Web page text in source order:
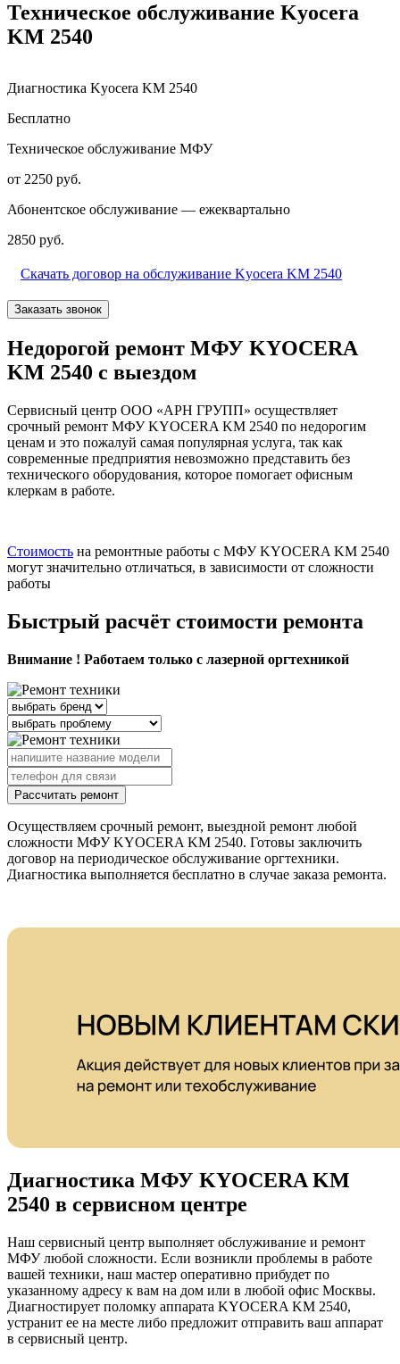
Техническое обслуживание Kyocera
KM 2540
Диагностика Kyocera KM 2540
Бесплатно
Техническое обслуживание МФУ
от 2250 руб.
Абонентское обслуживание — ежеквартально
2850 руб.
Скачать договор на обслуживание Kyocera KM 2540
Заказать звонок
Недорогой ремонт МФУ KYOCERA
KM 2540 с выездом
Сервисный центр ООО «АРН ГРУПП» осуществляет
срочный ремонт МФУ KYOCERA KM 2540 по недорогим
ценам и это пожалуй самая популярная услуга, так как
современные предприятия невозможно представить без
технического оборудования, которое помогает офисным
клеркам в работе.
Стоимость на ремонтные работы с МФУ KYOCERA KM 2540
могут значительно отличаться, в зависимости от сложности
работы
Быстрый расчёт стоимости ремонта
Внимание ! Работаем только с лазерной оргтехникой
Рассчитать ремонт
Осуществляем срочный ремонт, выездной ремонт любой
сложности МФУ KYOCERA KM 2540. Готовы заключить
договор на периодическое обслуживание оргтехники.
Диагностика выполняется бесплатно в случае заказа ремонта.
Диагностика МФУ KYOCERA KM
2540 в сервисном центре
Наш сервисный центр выполняет обслуживание и ремонт
МФУ любой сложности. Если возникли проблемы в работе
вашей техники, наш мастер оперативно прибудет по
указанному адресу к вам на дом или в любой офис Москвы.
Диагностирует поломку аппарата KYOCERA KM 2540,
устранит ее на месте либо предложит отправить ваш аппарат
в сервисный центр.